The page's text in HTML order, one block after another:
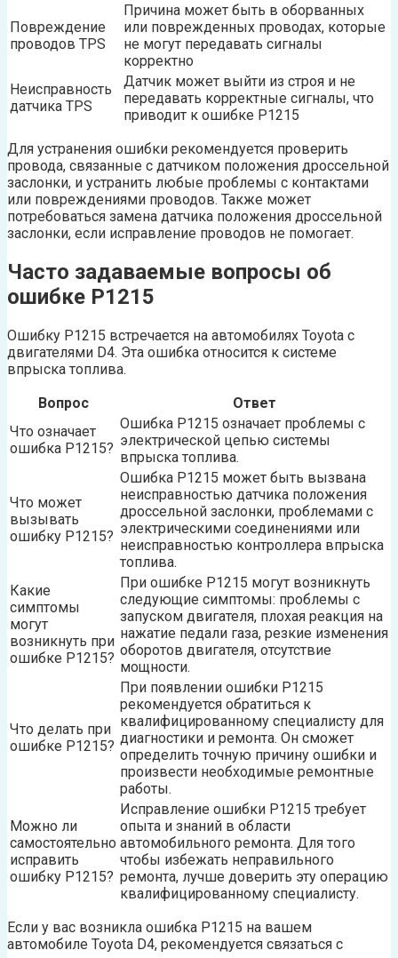
Повреждение
проводов TPS
Причина может быть в оборванных
или поврежденных проводах, которые
не могут передавать сигналы
корректно
Неисправность
датчика TPS
Датчик может выйти из строя и не
передавать корректные сигналы, что
приводит к ошибке P1215
Для устранения ошибки рекомендуется проверить
провода, связанные с датчиком положения дроссельной
заслонки, и устранить любые проблемы с контактами
или повреждениями проводов. Также может
потребоваться замена датчика положения дроссельной
заслонки, если исправление проводов не помогает.
Часто задаваемые вопросы об
ошибке P1215
Ошибку P1215 встречается на автомобилях Toyota с
двигателями D4. Эта ошибка относится к системе
впрыска топлива.
Вопрос
Ответ
Что означает
ошибка P1215?
Ошибка P1215 означает проблемы с
электрической цепью системы
впрыска топлива.
Что может
вызывать
ошибку P1215?
Ошибка P1215 может быть вызвана
неисправностью датчика положения
дроссельной заслонки, проблемами с
электрическими соединениями или
неисправностью контроллера впрыска
топлива.
Какие
симптомы
могут
возникнуть при
ошибке P1215?
При ошибке P1215 могут возникнуть
следующие симптомы: проблемы с
запуском двигателя, плохая реакция на
нажатие педали газа, резкие изменения
оборотов двигателя, отсутствие
мощности.
Что делать при
ошибке P1215?
При появлении ошибки P1215
рекомендуется обратиться к
квалифицированному специалисту для
диагностики и ремонта. Он сможет
определить точную причину ошибки и
произвести необходимые ремонтные
работы.
Можно ли
самостоятельно
исправить
ошибку P1215?
Исправление ошибки P1215 требует
опыта и знаний в области
автомобильного ремонта. Для того
чтобы избежать неправильного
ремонта, лучше доверить эту операцию
квалифицированному специалисту.
Если у вас возникла ошибка P1215 на вашем
автомобиле Toyota D4, рекомендуется связаться с